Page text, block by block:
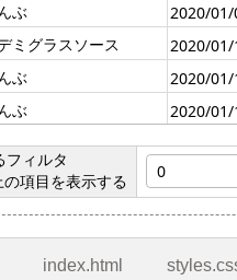
index.html